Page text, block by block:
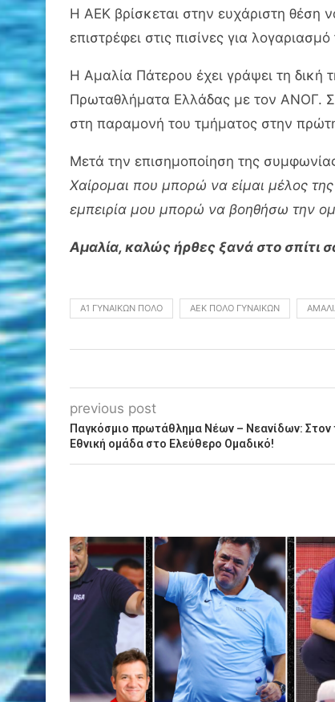
Η ΑΕΚ βρίσκεται στην ευχάριστη θέση
επιστρέφει στις πισίνες για
Η Αμαλία Πάτερου έχει γράψει τη δική
Πρωταθλήματα Ελλάδας με τον ΑΝΟΓ.
στη παραμονή του τμήματος στην
Μετά την επισημοποίηση της
Χαίρομαι που μπορώ να είμαι μέλος
εμπειρία μου μπορώ να βοηθήσω την
Αμαλία, καλώς ήρθες ξανά στο σπίτι
Α1 ΓΥΝΑΙΚΏΝ ΠΌΛΟ ΑΕΚ ΠΌΛΟ ΓΥΝΑΙΚΏΝ
previous post
Παγκόσμιο πρωτάθλημα Νέων – Νεανίδων: Στον
Εθνική ομάδα στο Ελεύθερο Ομαδικό!